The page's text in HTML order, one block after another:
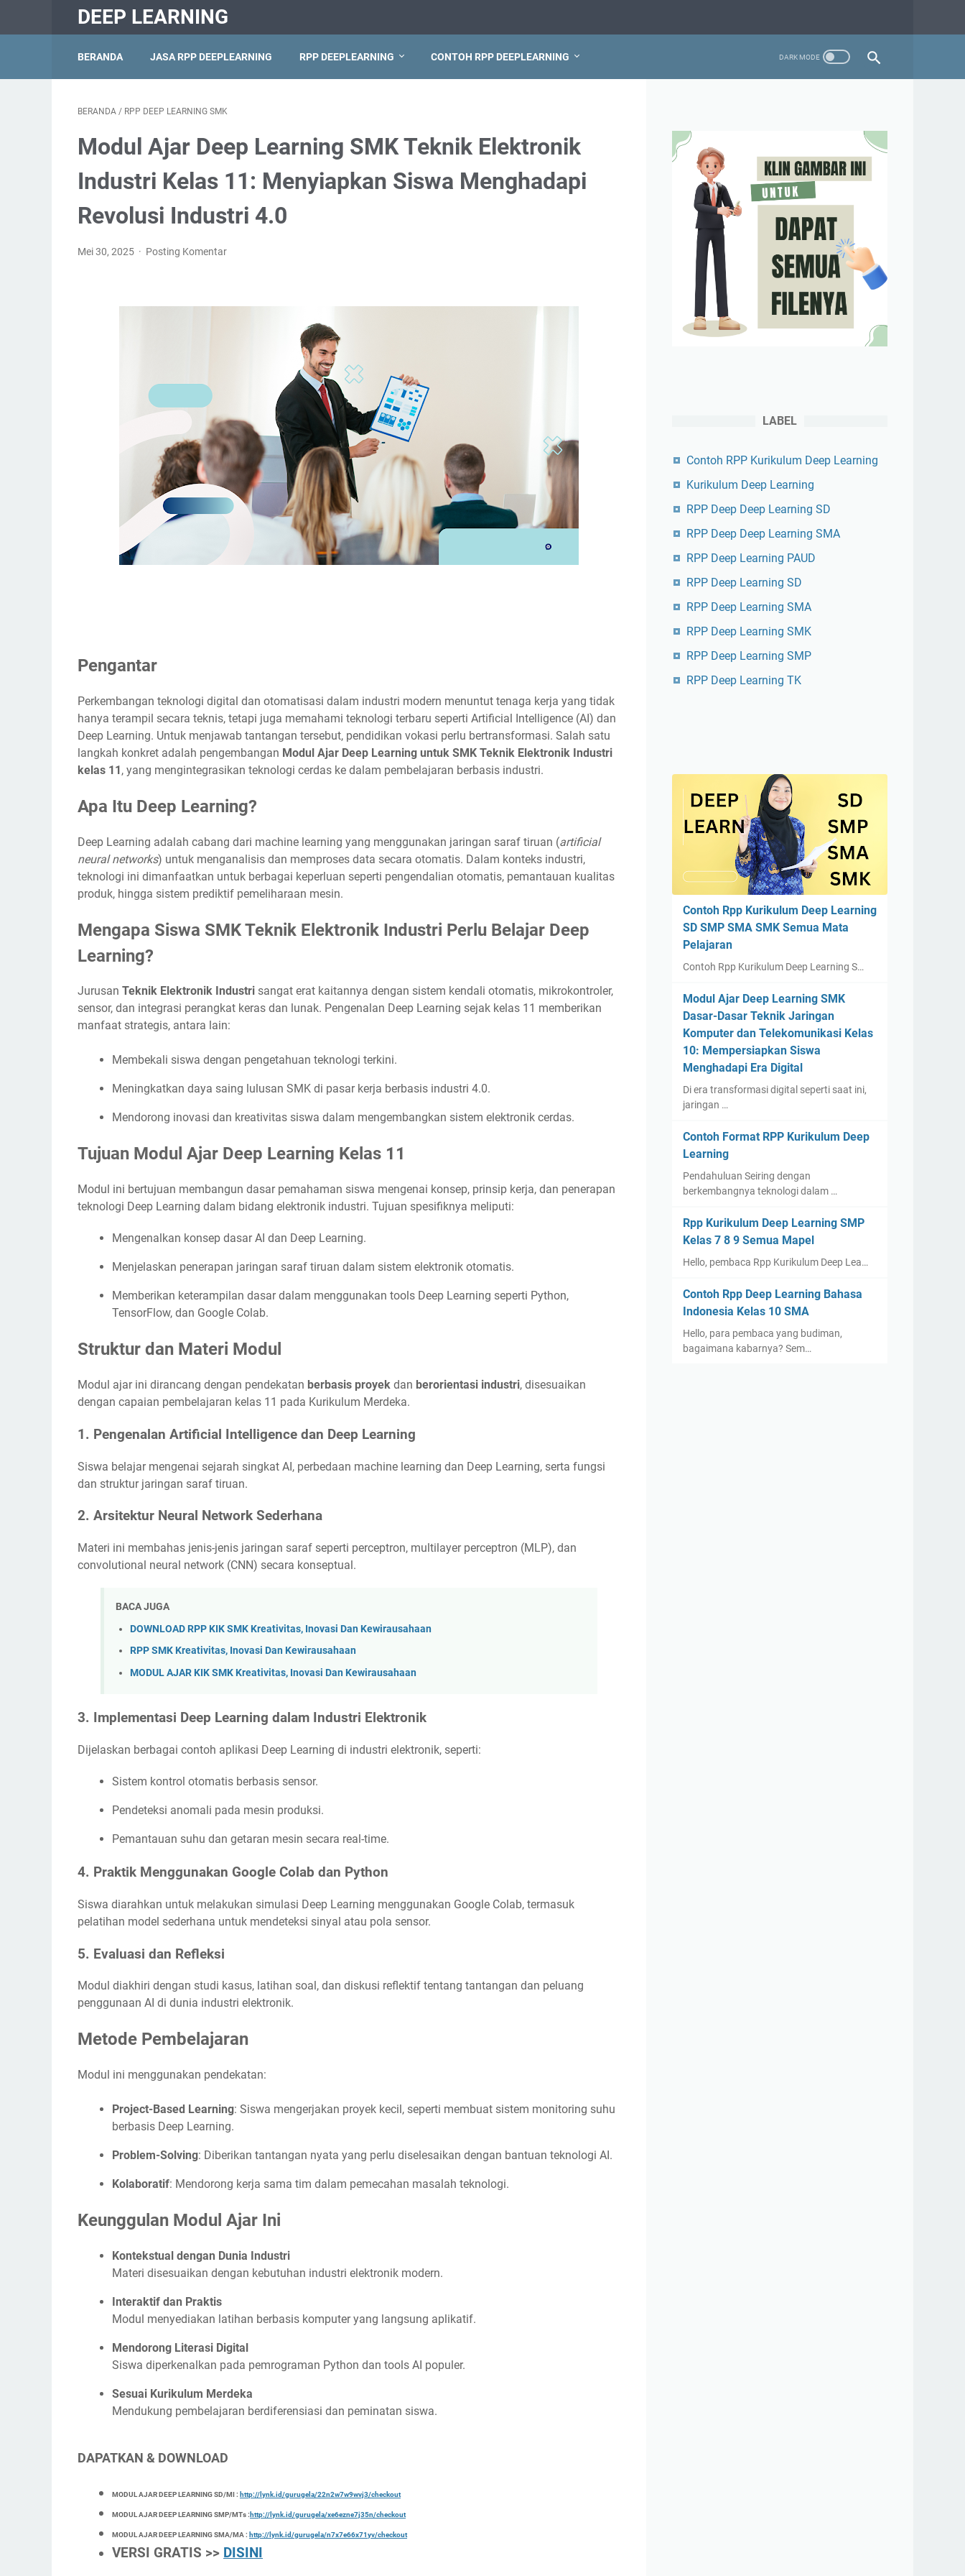
DEEP LEARNING
BERANDA JASA RPP DEEPLEARNING RPP DEEPLEARNING CONTOH RPP DEEPLEARNING
BERANDA / RPP DEEP LEARNING SMK
Modul Ajar Deep Learning SMK Teknik Elektronik
Industri Kelas 11: Menyiapkan Siswa Menghadapi
Revolusi Industri 4.0
Mei 30, 2025 Posting Komentar
Pengantar
Perkembangan teknologi digital dan otomatisasi dalam industri modern menuntut tenaga kerja yang tidak
hanya terampil secara teknis, tetapi juga memahami teknologi terbaru seperti Artificial Intelligence (AI) dan
Deep Learning. Untuk menjawab tantangan tersebut, pendidikan vokasi perlu bertransformasi. Salah satu
langkah konkret adalah pengembangan Modul Ajar Deep Learning untuk SMK Teknik Elektronik Industri
kelas 11, yang mengintegrasikan teknologi cerdas ke dalam pembelajaran berbasis industri.
Apa Itu Deep Learning?
Deep Learning adalah cabang dari machine learning yang menggunakan jaringan saraf tiruan (artificial
neural networks) untuk menganalisis dan memproses data secara otomatis. Dalam konteks industri,
teknologi ini dimanfaatkan untuk berbagai keperluan seperti pengendalian otomatis, pemantauan kualitas
produk, hingga sistem prediktif pemeliharaan mesin.
Mengapa Siswa SMK Teknik Elektronik Industri Perlu Belajar Deep
Learning?
Jurusan Teknik Elektronik Industri sangat erat kaitannya dengan sistem kendali otomatis, mikrokontroler,
sensor, dan integrasi perangkat keras dan lunak. Pengenalan Deep Learning sejak kelas 11 memberikan
manfaat strategis, antara lain:
Membekali siswa dengan pengetahuan teknologi terkini.
Meningkatkan daya saing lulusan SMK di pasar kerja berbasis industri 4.0.
Mendorong inovasi dan kreativitas siswa dalam mengembangkan sistem elektronik cerdas.
Tujuan Modul Ajar Deep Learning Kelas 11
Modul ini bertujuan membangun dasar pemahaman siswa mengenai konsep, prinsip kerja, dan penerapan
teknologi Deep Learning dalam bidang elektronik industri. Tujuan spesifiknya meliputi:
Mengenalkan konsep dasar AI dan Deep Learning.
Menjelaskan penerapan jaringan saraf tiruan dalam sistem elektronik otomatis.
Memberikan keterampilan dasar dalam menggunakan tools Deep Learning seperti Python,
TensorFlow, dan Google Colab.
Struktur dan Materi Modul
Modul ajar ini dirancang dengan pendekatan berbasis proyek dan berorientasi industri, disesuaikan
dengan capaian pembelajaran kelas 11 pada Kurikulum Merdeka.
1. Pengenalan Artificial Intelligence dan Deep Learning
Siswa belajar mengenai sejarah singkat AI, perbedaan machine learning dan Deep Learning, serta fungsi
dan struktur jaringan saraf tiruan.
2. Arsitektur Neural Network Sederhana
Materi ini membahas jenis-jenis jaringan saraf seperti perceptron, multilayer perceptron (MLP), dan
convolutional neural network (CNN) secara konseptual.
BACA JUGA
DOWNLOAD RPP KIK SMK Kreativitas, Inovasi Dan Kewirausahaan
RPP SMK Kreativitas, Inovasi Dan Kewirausahaan
MODUL AJAR KIK SMK Kreativitas, Inovasi Dan Kewirausahaan
3. Implementasi Deep Learning dalam Industri Elektronik
Dijelaskan berbagai contoh aplikasi Deep Learning di industri elektronik, seperti:
Sistem kontrol otomatis berbasis sensor.
Pendeteksi anomali pada mesin produksi.
Pemantauan suhu dan getaran mesin secara real-time.
4. Praktik Menggunakan Google Colab dan Python
Siswa diarahkan untuk melakukan simulasi Deep Learning menggunakan Google Colab, termasuk
pelatihan model sederhana untuk mendeteksi sinyal atau pola sensor.
5. Evaluasi dan Refleksi
Modul diakhiri dengan studi kasus, latihan soal, dan diskusi reflektif tentang tantangan dan peluang
penggunaan AI di dunia industri elektronik.
Metode Pembelajaran
Modul ini menggunakan pendekatan:
Project-Based Learning: Siswa mengerjakan proyek kecil, seperti membuat sistem monitoring suhu
berbasis Deep Learning.
Problem-Solving: Diberikan tantangan nyata yang perlu diselesaikan dengan bantuan teknologi AI.
Kolaboratif: Mendorong kerja sama tim dalam pemecahan masalah teknologi.
Keunggulan Modul Ajar Ini
Kontekstual dengan Dunia Industri
Materi disesuaikan dengan kebutuhan industri elektronik modern.
Interaktif dan Praktis
Modul menyediakan latihan berbasis komputer yang langsung aplikatif.
Mendorong Literasi Digital
Siswa diperkenalkan pada pemrograman Python dan tools AI populer.
Sesuai Kurikulum Merdeka
Mendukung pembelajaran berdiferensiasi dan peminatan siswa.
DAPATKAN & DOWNLOAD
MODUL AJAR DEEP LEARNING SD/MI : http://lynk.id/gurugela/22n2w7w9wvj3/checkout
MODUL AJAR DEEP LEARNING SMP/MTs : http://lynk.id/gurugela/xe6ezne7j35n/checkout
MODUL AJAR DEEP LEARNING SMA/MA : http://lynk.id/gurugela/n7x7e66x71yv/checkout
VERSI GRATIS >> DISINI
LABEL
Contoh RPP Kurikulum Deep Learning
Kurikulum Deep Learning
RPP Deep Deep Learning SD
RPP Deep Deep Learning SMA
RPP Deep Learning PAUD
RPP Deep Learning SD
RPP Deep Learning SMA
RPP Deep Learning SMK
RPP Deep Learning SMP
RPP Deep Learning TK
Contoh Rpp Kurikulum Deep Learning
SD SMP SMA SMK Semua Mata
Pelajaran
Contoh Rpp Kurikulum Deep Learning S…
Modul Ajar Deep Learning SMK
Dasar-Dasar Teknik Jaringan
Komputer dan Telekomunikasi Kelas
10: Mempersiapkan Siswa
Menghadapi Era Digital
Di era transformasi digital seperti saat ini,
jaringan …
Contoh Format RPP Kurikulum Deep
Learning
Pendahuluan Seiring dengan
berkembangnya teknologi dalam …
Rpp Kurikulum Deep Learning SMP
Kelas 7 8 9 Semua Mapel
Hello, pembaca Rpp Kurikulum Deep Lea…
Contoh Rpp Deep Learning Bahasa
Indonesia Kelas 10 SMA
Hello, para pembaca yang budiman,
bagaimana kabarnya? Sem…